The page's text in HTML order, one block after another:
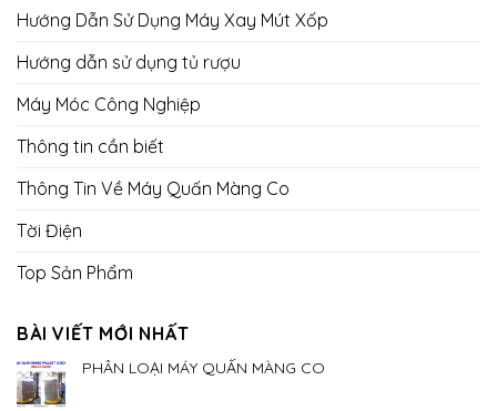
Hướng Dẫn Sử Dụng Máy Xay Mút Xốp
Hướng dẫn sử dụng tủ rượu
Máy Móc Công Nghiệp
Thông tin cần biết
Thông Tin Về Máy Quấn Màng Co
Tời Điện
Top Sản Phẩm
BÀI VIẾT MỚI NHẤT
PHÂN LOẠI MÁY QUẤN MÀNG CO